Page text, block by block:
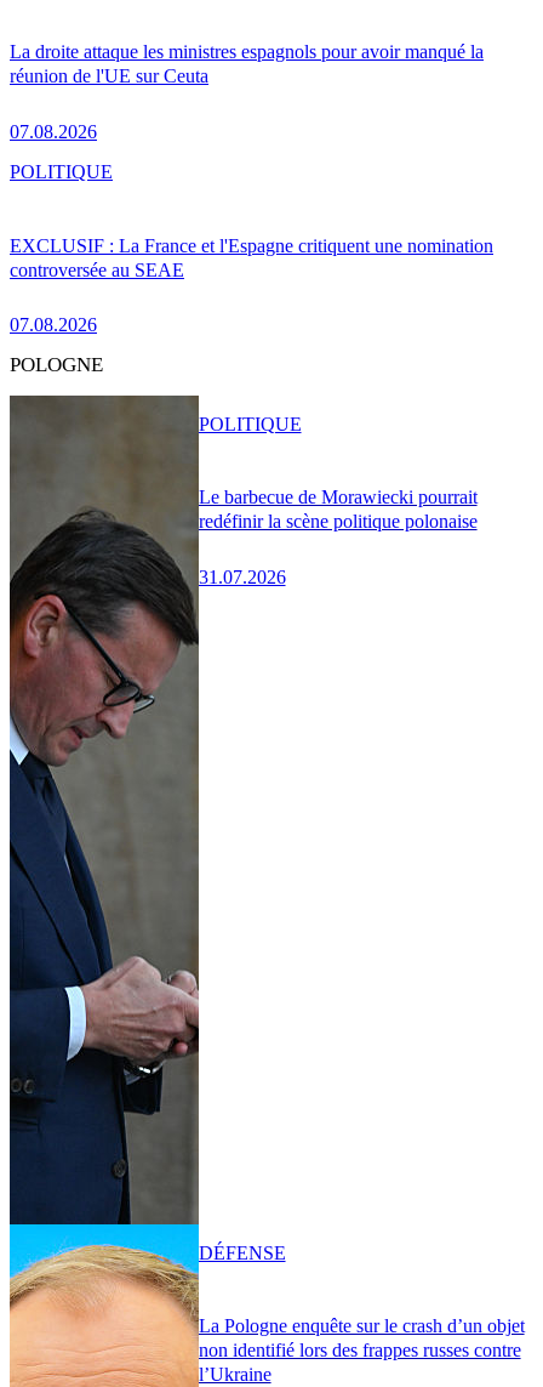
La droite attaque les ministres espagnols pour avoir manqué la
réunion de l'UE sur Ceuta
07.08.2026
EXCLUSIF : La France et l'Espagne critiquent une nomination
controversée au SEAE
07.08.2026
POLITIQUE
POLOGNE
Le barbecue de Morawiecki pourrait
redéfinir la scène politique polonaise
31.07.2026
POLITIQUE
La Pologne enquête sur le crash d’un objet
non identifié lors des frappes russes contre
l’Ukraine
DÉFENSE